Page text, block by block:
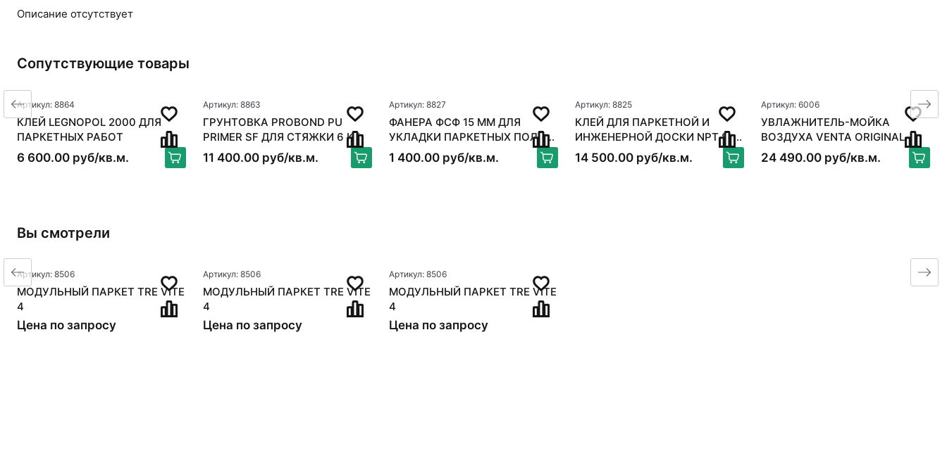
Описание отсутствует
Сопутствующие товары
Артикул: 8864
КЛЕЙ LEGNOPOL 2000 ДЛЯ
ПАРКЕТНЫХ РАБОТ
6 600.00 руб/кв.м.
Артикул: 8863
ГРУНТОВКА PROBOND PU
PRIMER SF ДЛЯ СТЯЖКИ 6 КГ
11 400.00 руб/кв.м.
Артикул: 8827
ФАНЕРА ФСФ 15 ММ ДЛЯ
УКЛАДКИ ПАРКЕТНЫХ ПОЛОВ
250*250ММ
1 400.00 руб/кв.м.
Артикул: 8825
КЛЕЙ ДЛЯ ПАРКЕТНОЙ И
ИНЖЕНЕРНОЙ ДОСКИ NPT S-
BOND FLEX
14 500.00 руб/кв.м.
Артикул: 6006
УВЛАЖНИТЕЛЬ-МОЙКА
ВОЗДУХА VENTA ORIGINAL
LW15, БЕЛЫЙ
24 490.00 руб/кв.м.
Вы смотрели
Артикул: 8506
МОДУЛЬНЫЙ ПАРКЕТ TRE VITE
4
Цена по запросу
Артикул: 8506
МОДУЛЬНЫЙ ПАРКЕТ TRE VITE
4
Цена по запросу
Артикул: 8506
МОДУЛЬНЫЙ ПАРКЕТ TRE VITE
4
Цена по запросу